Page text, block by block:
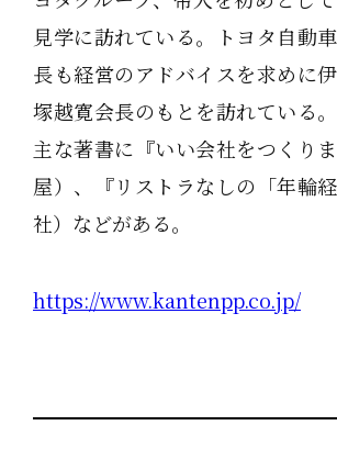
見学に訪れている。トヨタ自動
長も経営のアドバイスを求めに
塚越寛会長のもとを訪れている
主な著書に『いい会社をつくり
屋）、『リストラなしの「年輪
社）などがある。
https://www.kantenpp.co.jp/